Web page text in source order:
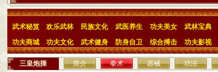
武术秘笈 欢乐武林 民族文化 武医养生 功夫美女 武林宝典
功夫商城 功夫文化 武术健身 防身自卫 综合搏击 功夫影视
三皇炮捶 简介 拳术 器械 功法